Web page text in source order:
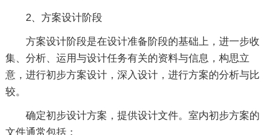
2、方案设计阶段
方案设计阶段是在设计准备阶段的基础上，进一步收
集、分析、运用与设计任务有关的资料与信息，构思立
意，进行初步方案设计，深入设计，进行方案的分析与比
较。
确定初步设计方案，提供设计文件。室内初步方案的
文件通常包括：